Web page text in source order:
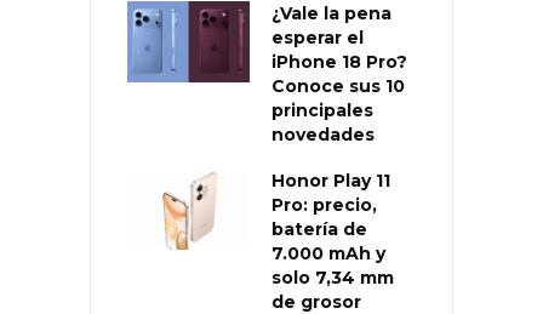
¿Vale la pena
esperar el
iPhone 18 Pro?
Conoce sus 10
principales
novedades
Honor Play 11
Pro: precio,
batería de
7.000 mAh y
solo 7,34 mm
de grosor